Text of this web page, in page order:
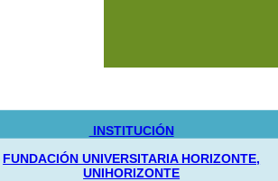
INSTITUCIÓN
FUNDACIÓN UNIVERSITARIA HORIZONTE,
UNIHORIZONTE